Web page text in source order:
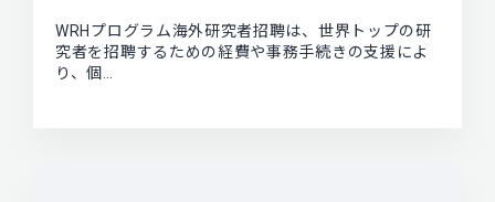
WRHプログラム海外研究者招聘は、世界トップの研
究者を招聘するための経費や事務手続きの支援によ
り、個…